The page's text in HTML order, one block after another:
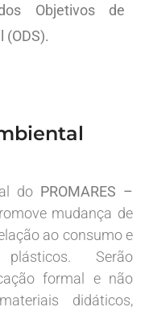
Objetivos de
do PROMARES –
mudança de
ao consumo e
Serão
formal e não
didáticos,